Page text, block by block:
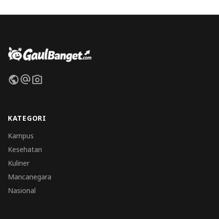
publicalternate_emailphoto_camera
KATEGORI
Kampus
Kesehatan
Kuliner
Mancanegara
Nasional